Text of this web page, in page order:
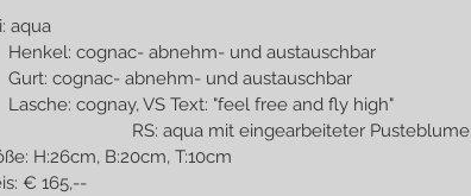
aqua
                 Henkel: cognac- abnehm- und austauschbar
                 Gurt: cognac- abnehm- und austauschbar
                 Lasche: cognay, VS Text: "feel free and fly high"
                                           RS: aqua mit eingearbeiteter Pusteblume
Größe: H:26cm, B:20cm, T:10cm
Preis: € 165,--